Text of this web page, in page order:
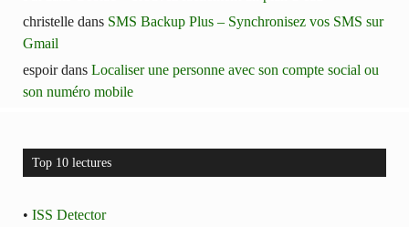
christelle dans SMS Backup Plus – Synchronisez vos SMS sur
Gmail
espoirdans Localiser une personne avec son compte social ou
son numéro mobile
Top 10 lectures
• ISS Detector